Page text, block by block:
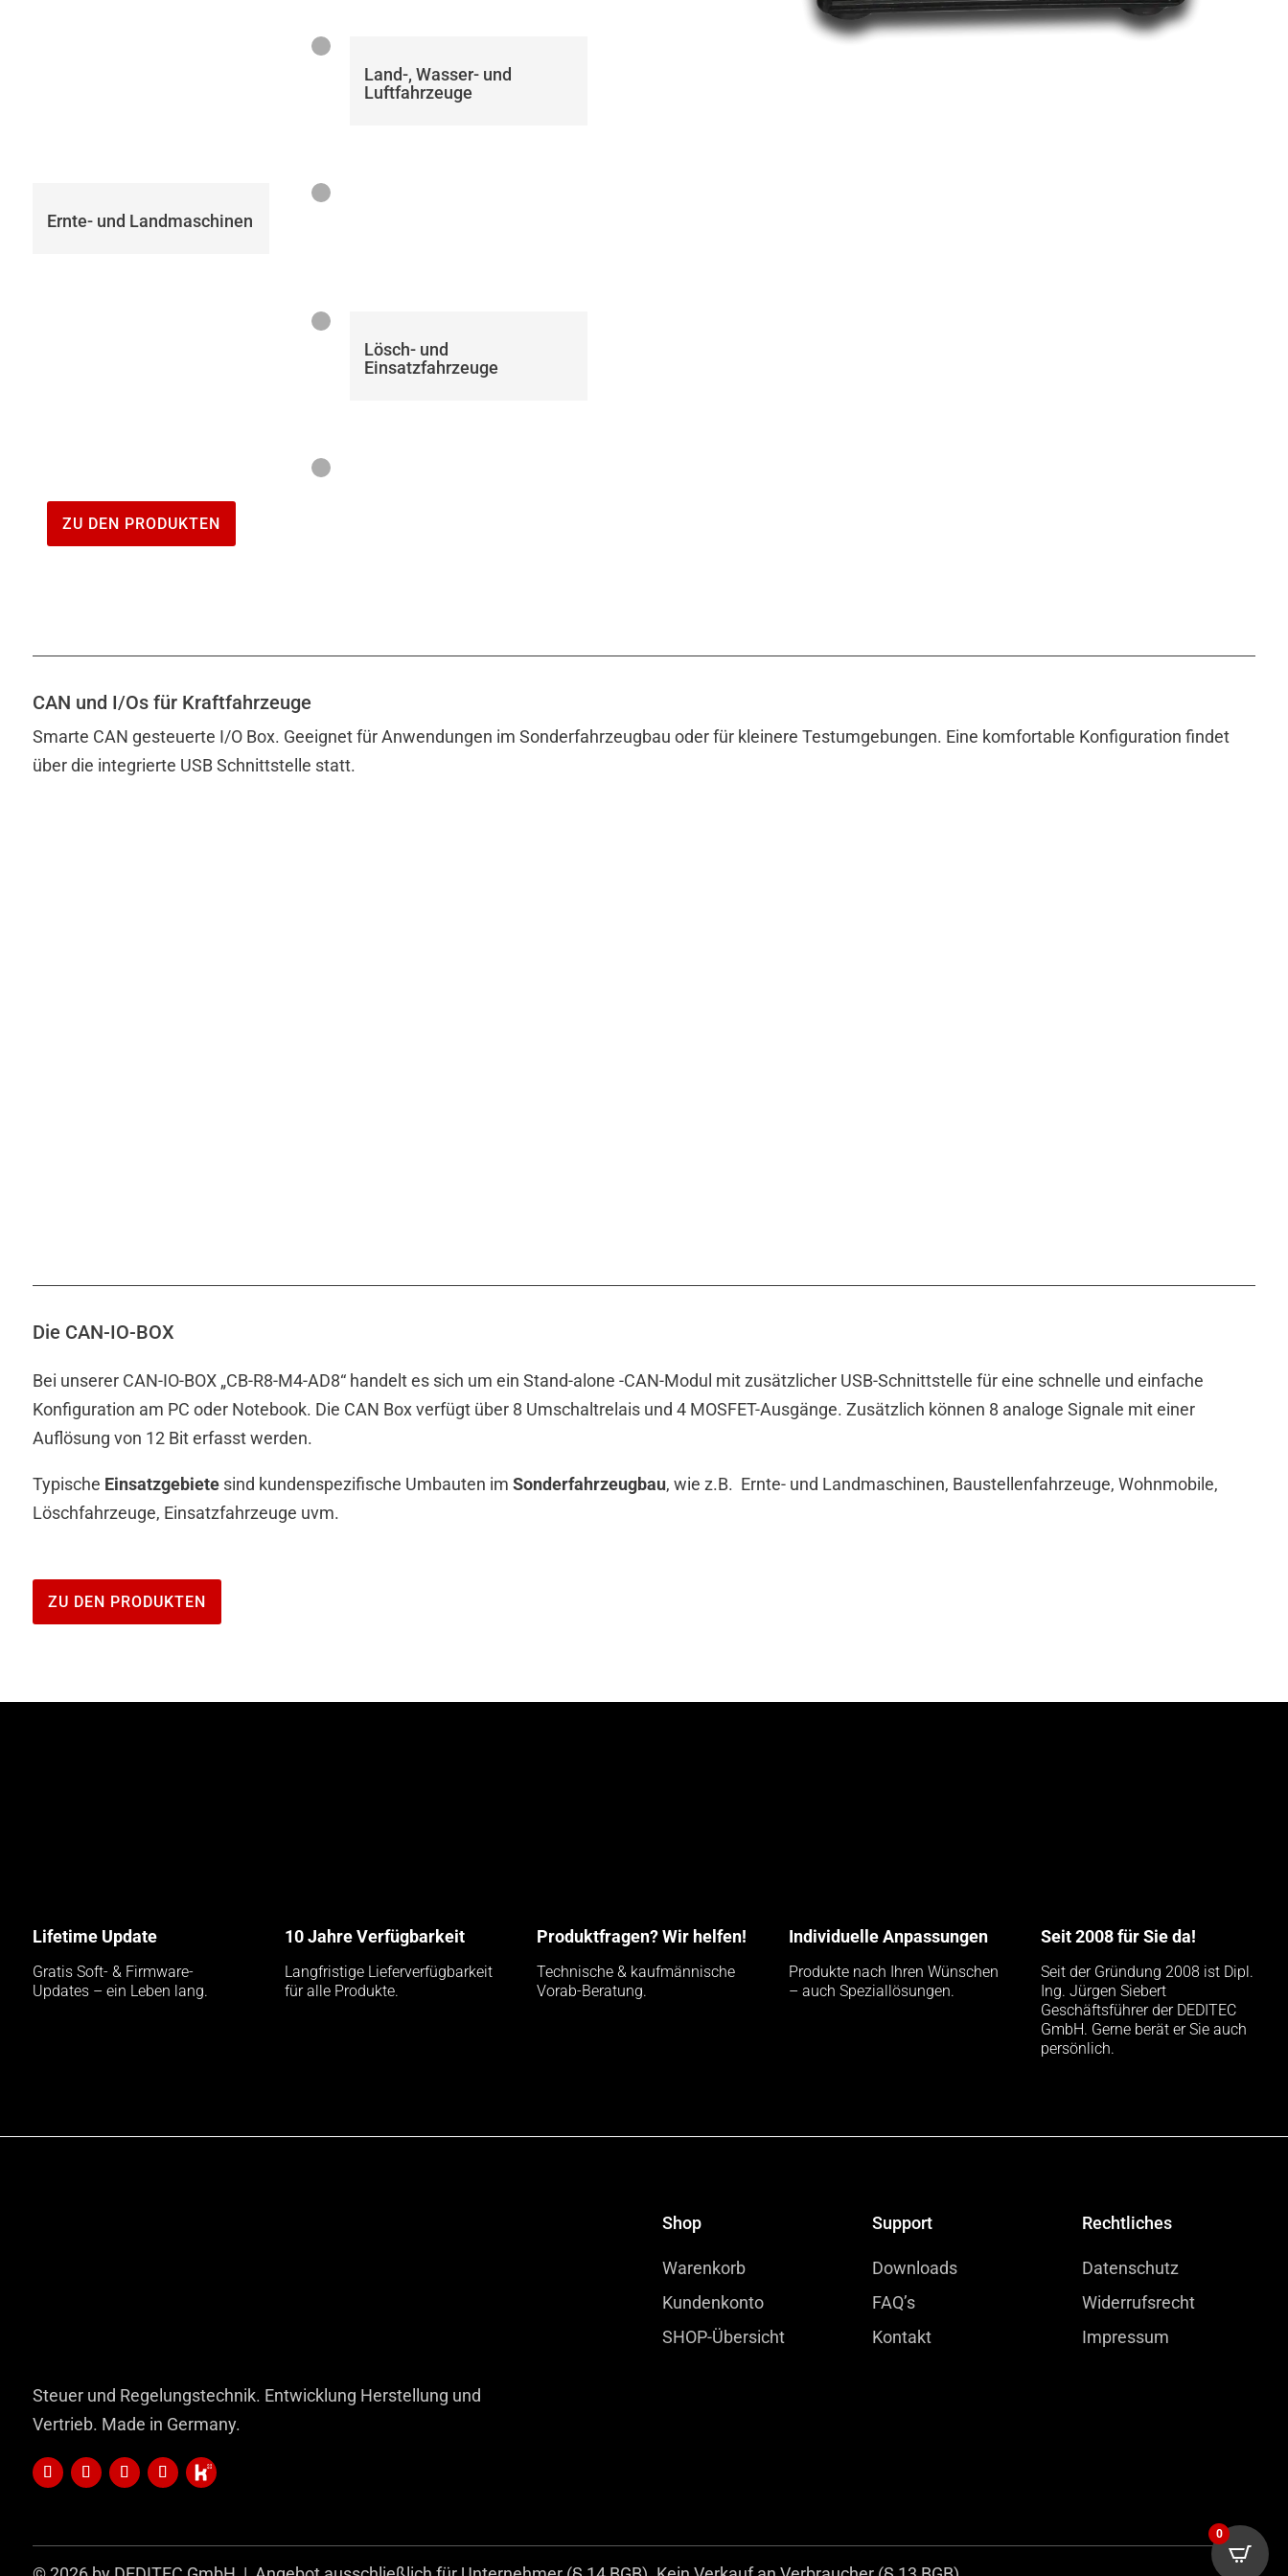
Land-, Wasser- und
Luftfahrzeuge
Ernte- und Landmaschinen
Lösch- und
Einsatzfahrzeuge
ZU DEN PRODUKTEN
CAN und I/Os für Kraftfahrzeuge
Smarte CAN gesteuerte I/O Box. Geeignet für Anwendungen im Sonderfahrzeugbau oder für kleinere Testumgebungen. Eine komfortable Konfiguration findet
über die integrierte USB Schnittstelle statt.
Die CAN-IO-BOX
Bei unserer CAN-IO-BOX „CB-R8-M4-AD8“ handelt es sich um ein Stand-alone -CAN-Modul mit zusätzlicher USB-Schnittstelle für eine schnelle und einfache
Konfiguration am PC oder Notebook. Die CAN Box verfügt über 8 Umschaltrelais und 4 MOSFET-Ausgänge. Zusätzlich können 8 analoge Signale mit einer
Auflösung von 12 Bit erfasst werden.
Typische Einsatzgebietesind kundenspezifische Umbauten im Sonderfahrzeugbau, wie z.B. Ernte- und Landmaschinen, Baustellenfahrzeuge, Wohnmobile,
Löschfahrzeuge, Einsatzfahrzeuge uvm.
ZU DEN PRODUKTEN
Lifetime Update
Gratis Soft- & Firmware-
Updates – ein Leben lang.
10 Jahre Verfügbarkeit
Langfristige Lieferverfügbarkeit
für alle Produkte.
Produktfragen? Wir helfen!
Technische & kaufmännische
Vorab-Beratung.
Individuelle Anpassungen
Produkte nach Ihren Wünschen
– auch Speziallösungen.
Seit 2008 für Sie da!
Seit der Gründung 2008 ist Dipl.
Ing. Jürgen Siebert
Geschäftsführer der DEDITEC
GmbH. Gerne berät er Sie auch
persönlich.
Steuer und Regelungstechnik. Entwicklung Herstellung und
Vertrieb. Made in Germany.
Shop
Warenkorb
Kundenkonto
SHOP-Übersicht
Support
Downloads
FAQ’s
Kontakt
Rechtliches
Datenschutz
Widerrufsrecht
Impressum
0